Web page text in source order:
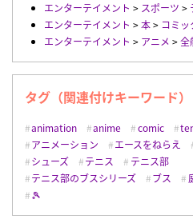
エンターテイメント > スポーツ >
エンターテイメント >本> コミッ
エンターテイメント > アニメ >全
タグ（関連付けキーワード）
animation anime comic
アニメーション
エースをねらえ
シューズ
テニス
テニス部
テニス部のブスシリーズ
ブス
🎾